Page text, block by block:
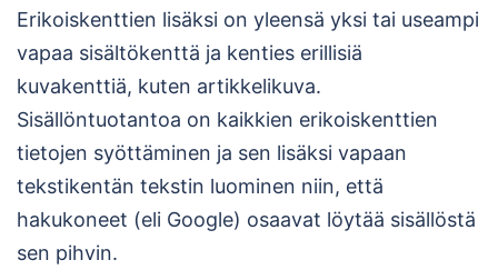
Erikoiskenttien lisäksi on yleensä yksi tai useampi
vapaa sisältökenttä ja kenties erillisiä
kuvakenttiä, kuten artikkelikuva.
Sisällöntuotantoa on kaikkien erikoiskenttien
tietojen syöttäminen ja sen lisäksi vapaan
tekstikentän tekstin luominen niin, että
hakukoneet (eli Google) osaavat löytää sisällöstä
sen pihvin.